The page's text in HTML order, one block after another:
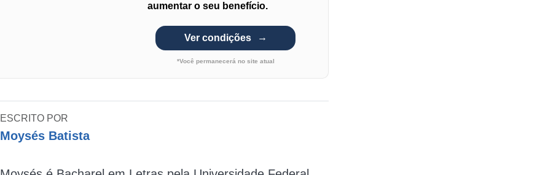
aumentar o seu benefício.
Ver condições
*Você permanecerá no site atual
ESCRITO POR
Moysés Batista